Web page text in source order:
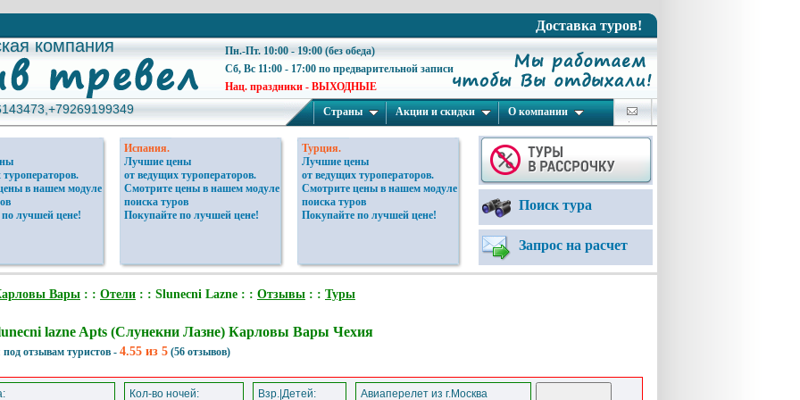
Доставка туров!
компания
компания
Пн.-Пт. 10:00 - 19:00 (без обеда)
Сб, Вс 11:00 - 17:00 по предварительной записи
Нац. праздники - ВЫХОДНЫЕ
Страны Акции и скидки О компании
в нашем модуле
лучшей цене!
Испания.
Лучшие цены
от ведущих туроператоров.
Смотрите цены в нашем модуле
поиска туров
Покупайте по лучшей цене!
Турция.
Лучшие цены
от ведущих туроператоров.
Смотрите цены в нашем модуле
поиска туров
Покупайте по лучшей цене!
Поиск тура
Запрос на расчет
Вары : : Отели : : Slunecni Lazne : : Отзывы : : Туры
lazne Apts (Слунекни Лазне) Карловы Вары Чехия
под отзывам туристов - 4.55 из 5 (56 отзывов)
Кол-во ночей: Взр.|Детей: Авиаперелет из г.Москва